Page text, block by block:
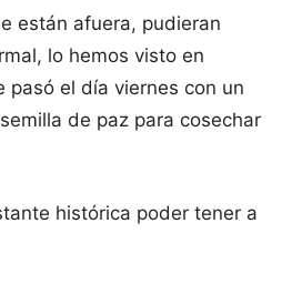
están afuera, pudieran
lo hemos visto en
el día viernes con un
de paz para cosechar
histórica poder tener a